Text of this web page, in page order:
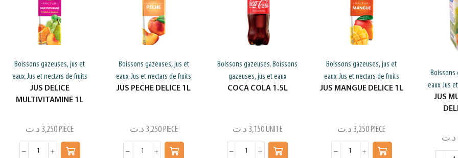
Boissons gazeuses, jus et
eaux,Jus et nectars de fruits
JUS DELICE
MULTIVITAMINE 1L
3,250 د.ت PIECE
Boissons gazeuses, jus et
eaux,Jus et nectars de fruits
JUS PECHE DELICE 1L
3,250 د.ت PIECE
Boissons gazeuses,Boissons
gazeuses, jus et eaux
COCA COLA 1.5L
3,150 د.ت UNITE
Boissons gazeuses, jus et
eaux,Jus et nectars de fruits
JUS MANGUE DELICE 1L
3,250 د.ت PIECE
Boissons
eaux,Jus
JUS
د.ت